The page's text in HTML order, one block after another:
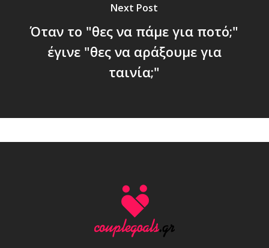
Next Post
Όταν το "θες να πάμε για ποτό;"
έγινε "θες να αράξουμε για
ταινία;"